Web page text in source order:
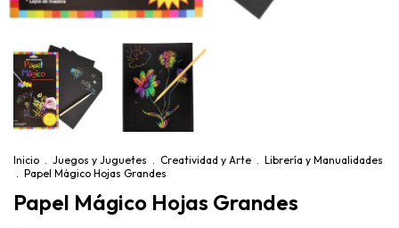
Inicio Juegos y Juguetes Creatividad y Arte
Librería y Manualidades
Papel Mágico Hojas Grandes
Papel Mágico Hojas Grandes